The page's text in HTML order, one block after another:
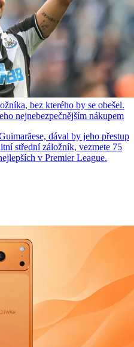
bez kterého by se obešel.
nejnebezpečnějším nákupem
dával by jeho přestup
střední záložník, vezmete 75
v Premier League.